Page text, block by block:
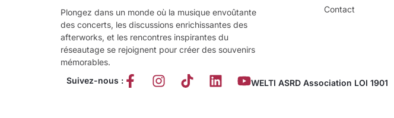
Plongez dans un monde où la musique envoûtante
des concerts, les discussions enrichissantes des
afterworks, et les rencontres inspirantes du
réseautage se rejoignent pour créer des souvenirs
mémorables.
Suivez-nous :
WELTI ASRD Association LOI 1901
Contact